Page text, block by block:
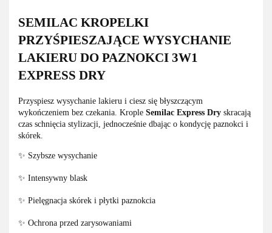
SEMILAC KROPELKI
PRZYŚPIESZAJĄCE WYSYCHANIE
LAKIERU DO PAZNOKCI 3W1
EXPRESS DRY
Przyspiesz wysychanie lakieru i ciesz się błyszczącym
wykończeniem bez czekania. Krople Semilac Express Dry skracają
czas schnięcia stylizacji, jednocześnie dbając o kondycję paznokci i
skórek.
✨ Szybsze wysychanie
✨ Intensywny blask
✨ Pielęgnacja skórek i płytki paznokcia
✨ Ochrona przed zarysowaniami